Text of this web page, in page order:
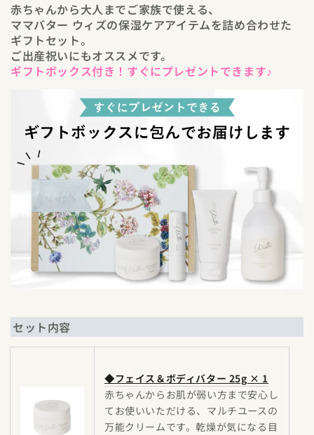
赤ちゃんから大人までご家族で使える、
ママバター ウィズの保湿ケアアイテムを詰め合わせた
ギフトセット。
ご出産祝いにもオススメです。
ギフトボックス付き！すぐにプレゼントできます♪
セット内容
◆フェイス＆ボディバター 25g × 1
赤ちゃんからお肌が弱い方まで安心し
てお使いいただける、マルチユースの
万能クリームです。乾燥が気になる目